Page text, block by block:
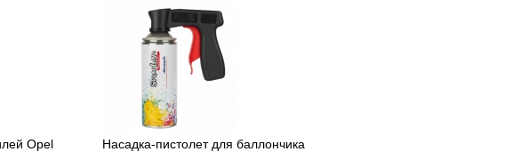
Opel
Насадка-пистолет для баллончика